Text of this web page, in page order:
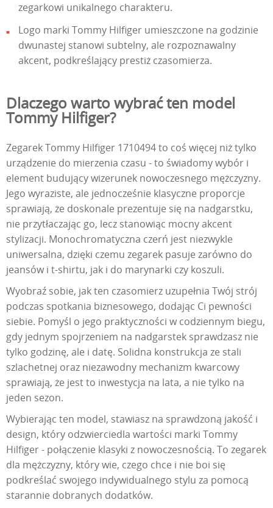
zegarkowi unikalnego charakteru.
Logo marki Tommy Hilfiger umieszczone na godzinie
dwunastej stanowi subtelny, ale rozpoznawalny
akcent, podkreślający prestiż czasomierza.
Dlaczego warto wybrać ten model
Tommy Hilfiger?
Zegarek Tommy Hilfiger 1710494 to coś więcej niż tylko
urządzenie do mierzenia czasu - to świadomy wybór i
element budujący wizerunek nowoczesnego mężczyzny.
Jego wyraziste, ale jednocześnie klasyczne proporcje
sprawiają, że doskonale prezentuje się na nadgarstku,
nie przytłaczając go, lecz stanowiąc mocny akcent
stylizacji. Monochromatyczna czerń jest niezwykle
uniwersalna, dzięki czemu zegarek pasuje zarówno do
jeansów i t-shirtu, jak i do marynarki czy koszuli.
Wyobraź sobie, jak ten czasomierz uzupełnia Twój strój
podczas spotkania biznesowego, dodając Ci pewności
siebie. Pomyśl o jego praktyczności w codziennym biegu,
gdy jednym spojrzeniem na nadgarstek sprawdzasz nie
tylko godzinę, ale i datę. Solidna konstrukcja ze stali
szlachetnej oraz niezawodny mechanizm kwarcowy
sprawiają, że jest to inwestycja na lata, a nie tylko na
jeden sezon.
Wybierając ten model, stawiasz na sprawdzoną jakość i
design, który odzwierciedla wartości marki Tommy
Hilfiger - połączenie klasyki z nowoczesnością. To zegarek
dla mężczyzny, który wie, czego chce i nie boi się
podkreślać swojego indywidualnego stylu za pomocą
starannie dobranych dodatków.